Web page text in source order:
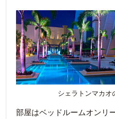
シェラトンマカオ
部屋はベッドルームオンリ